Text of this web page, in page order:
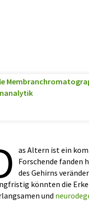
as Altern ist ein
Forschende fanden
des Gehirns
könnten die
und